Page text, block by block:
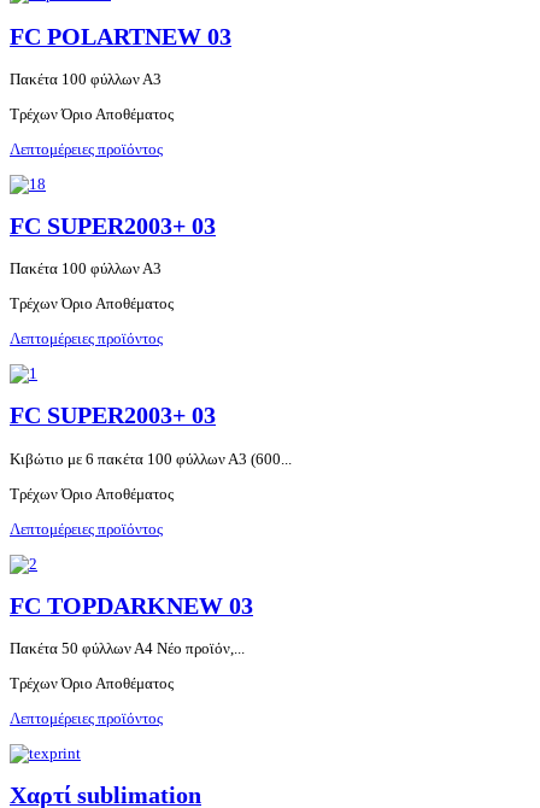
FC POLARTNEW 03
Πακέτα 100 φύλλων Α3
Τρέχων Όριο Αποθέματος
Λεπτομέρειες προϊόντος
FC SUPER2003+ 03
Πακέτα 100 φύλλων Α3
Τρέχων Όριο Αποθέματος
Λεπτομέρειες προϊόντος
FC SUPER2003+ 03
Κιβώτιο με 6 πακέτα 100 φύλλων Α3 (600...
Τρέχων Όριο Αποθέματος
Λεπτομέρειες προϊόντος
FC TOPDARKNEW 03
Πακέτα 50 φύλλων Α4 Νέο προϊόν,...
Τρέχων Όριο Αποθέματος
Λεπτομέρειες προϊόντος
Χαρτί sublimation